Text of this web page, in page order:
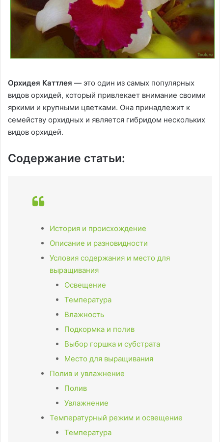
Орхидея Каттлея — это один из самых популярных
видов орхидей, который привлекает внимание своими
яркими и крупными цветками. Она принадлежит к
семейству орхидных и является гибридом нескольких
видов орхидей.
Содержание статьи:
История и происхождение
Описание и разновидности
Условия содержания и место для
выращивания
Освещение
Температура
Влажность
Подкормка и полив
Выбор горшка и субстрата
Место для выращивания
Полив и увлажнение
Полив
Увлажнение
Температурный режим и освещение
Температура